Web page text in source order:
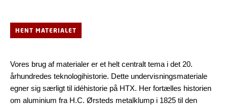
HENT MATERIALET
Vores brug af materialer er et helt centralt tema i det 20.
århundredes teknologihistorie. Dette undervisningsmateriale
egner sig særligt til idéhistorie på HTX. Her fortælles historien
om aluminium fra H.C. Ørsteds metalklump i 1825 til den